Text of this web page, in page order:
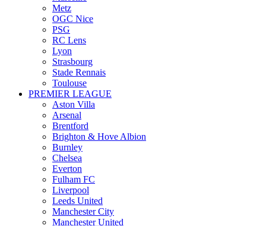
Metz
OGC Nice
PSG
RC Lens
Lyon
Strasbourg
Stade Rennais
Toulouse
PREMIER LEAGUE
Aston Villa
Arsenal
Brentford
Brighton & Hove Albion
Burnley
Chelsea
Everton
Fulham FC
Liverpool
Leeds United
Manchester City
Manchester United